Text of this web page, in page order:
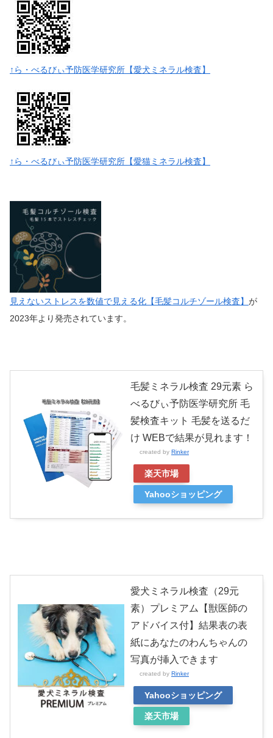
↑ら・べるびぃ予防医学研究所【愛犬ミネラル検査】
↑ら・べるびぃ予防医学研究所【愛猫ミネラル検査】
見えないストレスを数値で見える化【毛髪コルチゾール検査】 が
2023年より発売されています。
毛髪ミネラル検査 29元素 ら
べるびぃ予防医学研究所 毛
髪検査キット 毛髪を送るだ
け WEBで結果が見れます！
created by Rinker
楽天市場
Yahooショッピング
愛犬ミネラル検査（29元
素）プレミアム【獣医師の
アドバイス付】結果表の表
紙にあなたのわんちゃんの
写真が挿入できます
created by Rinker
Yahooショッピング
楽天市場